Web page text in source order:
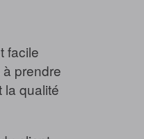
facile
prendre
la qualité